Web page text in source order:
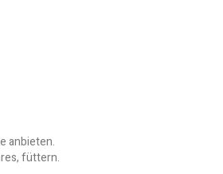
anbieten.
füttern.